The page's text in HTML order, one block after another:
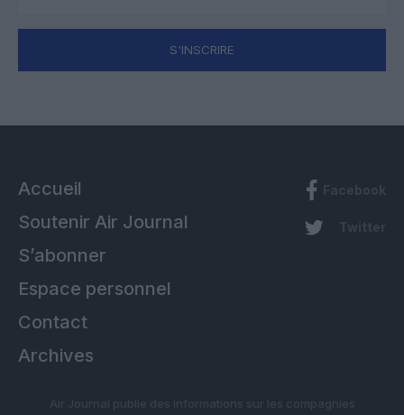
S'INSCRIRE
Accueil
Soutenir Air Journal
S’abonner
Espace personnel
Contact
Archives